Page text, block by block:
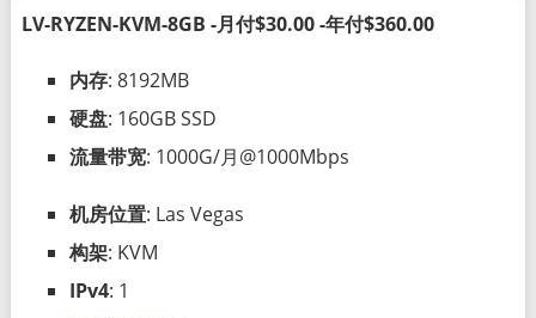
LV-RYZEN-KVM-8GB -月付$30.00 -年付$360.00
内存: 8192MB
硬盘: 160GB SSD
流量带宽: 1000G/月@1000Mbps
机房位置: Las Vegas
构架: KVM
IPv4: 1